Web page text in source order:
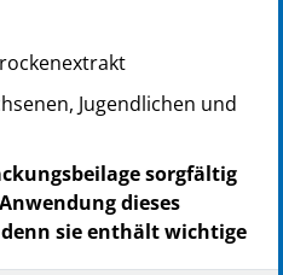
Jugendlichen und
sorgfältig
dieses
sie enthält wichtige